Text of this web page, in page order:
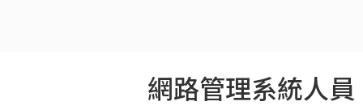
網路管理系統人員